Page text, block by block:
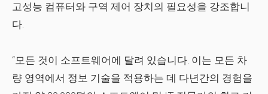
고성능 컴퓨터와 구역 제어 장치의 필요성을 강조합니
다.
“모든 것이 소프트웨어에 달려 있습니다. 이는 모든 차
량 영역에서 정보 기술을 적용하는 데 다년간의 경험을